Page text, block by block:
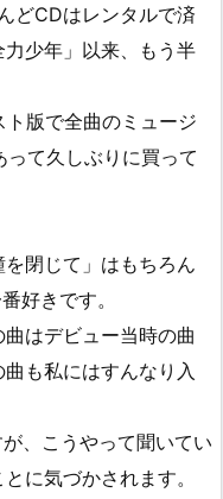
どCDはレンタルで済
少年」以来、もう半
版で全曲のミュージ
て久しぶりに買って
閉じて」はもちろん
好きです。
はデビュー当時の曲
も私にはすんなり入
、こうやって聞いてい
に気づかされます。